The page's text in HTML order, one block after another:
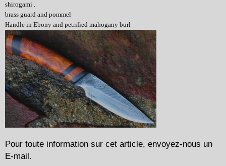
shirogami .
brass guard and pommel
Handle in Ebony and petrified mahogany burl
Pour toute information sur cet article, envoyez-nous un
E-mail.